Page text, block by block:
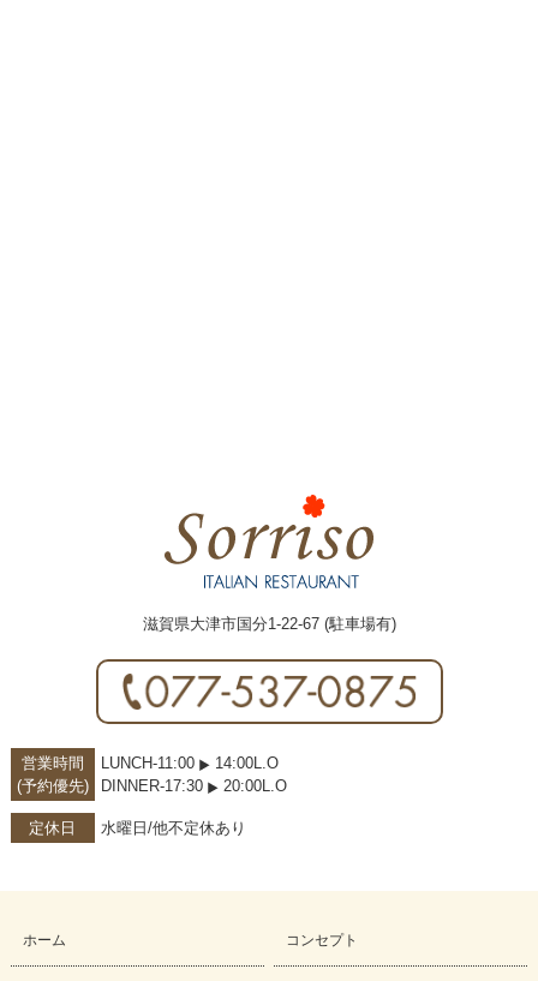
滋賀県大津市国分1-22-67 (駐車場有)
営業時間
(予約優先)
LUNCH-11:00
14:00L.O
DINNER-17:30
20:00L.O
定休日 水曜日/他不定休あり
ホーム コンセプト